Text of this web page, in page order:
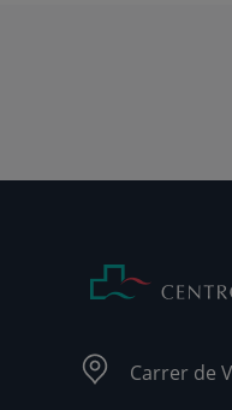
Carrer de